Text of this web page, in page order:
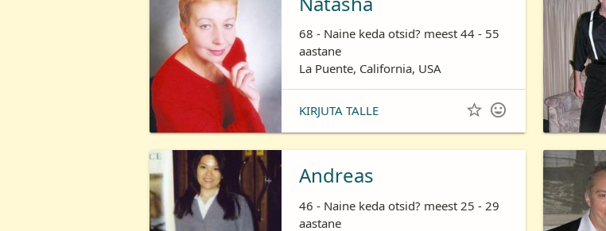
68 - Naine keda otsid? meest 44 - 55
aastane
La Puente, California, USA
KIRJUTA TALLE  
Andreas
46 - Naine keda otsid? meest 25 - 29
aastane